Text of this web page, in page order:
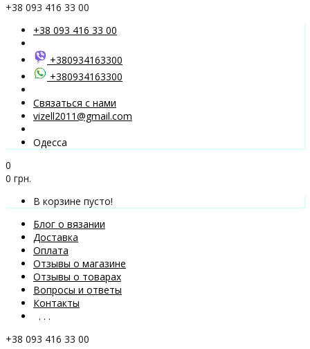
+38 093 416 33 00
+38 093 416 33 00
+380934163300
+380934163300
Связаться с нами
vizell2011@gmail.com
Одесса
0
0 грн.
В корзине пусто!
Блог о вязании
Доставка
Оплата
Отзывы о магазине
Отзывы о товарах
Вопросы и ответы
Контакты
. . .
+38 093 416 33 00